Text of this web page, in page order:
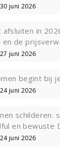
30 juni 2026
in
en de
27 juni 2026
begint bij
24 juni 2026
schilderen:
en bewuste
24 juni 2026